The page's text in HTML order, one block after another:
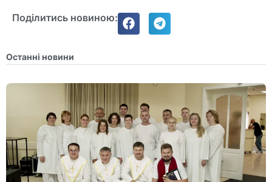
Поділитись новиною:
Останні новини